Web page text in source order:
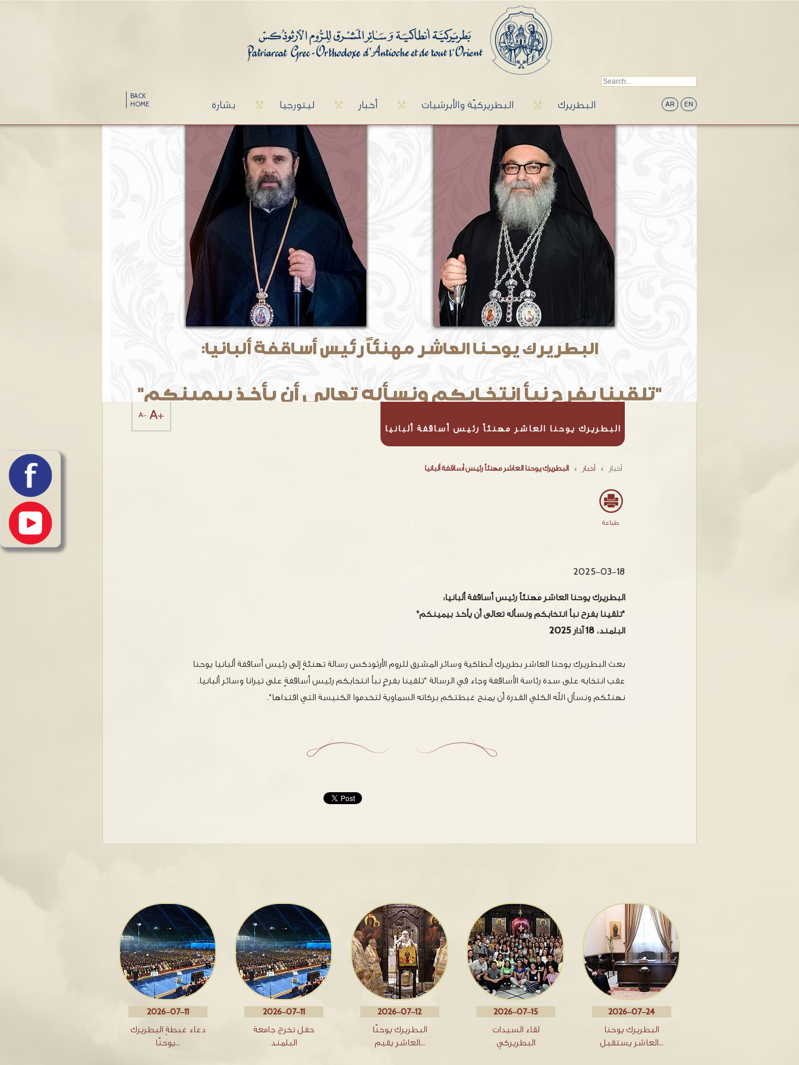
BACK
HOME
بشارة ليتورجيا أخبار البطريركيّة والأبرشيات البطريرك AR EN
البطريرك يوحنا العاشر مهنئاً رئيس أساقفة ألبانيا
أخبار » أخبار » البطريرك يوحنا العاشر مهنئاً رئيس أساقفة ألبانيا
A- A+
طباعة
2025-03-18
البطريرك يوحنا العاشر مهنئاً رئيس أساقفة ألبانيا:
"تلقينا بفرح نبأ انتخابكم ونسأله تعالى أن يأخذ بيمينكم"
البلمند، 18 آذار 2025
بعث البطريرك يوحنا العاشر بطريرك أنطاكية وسائر المشرق للروم الأرثوذكس رسالة تهنئةٍ إلى رئيس أساقفة ألبانيا يوحنا
عقب انتخابه على سدة رئاسة الأساقفة وجاء في الرسالة "تلقينا بفرحٍ نبأ انتخابكم رئيس أساقفةٍ على تيرانا وسائر ألبانيا.
نهنئكم ونسأل الله الكلي القدرة أن يمنح غبطتكم بركاته السماوية لتخدموا الكنيسة التي افتداها".
2026-07-11
دعاء غبطةِ البطريرك
يوحنّا…
2026-07-11
حفل تخرج جامعة
البلمند
2026-07-12
البطريرك يوحنّا
العاشر يقيم…
2026-07-15
لقاء السيدات
البطريركي
2026-07-24
البطريرك يوحنا
العاشر يستقبل…